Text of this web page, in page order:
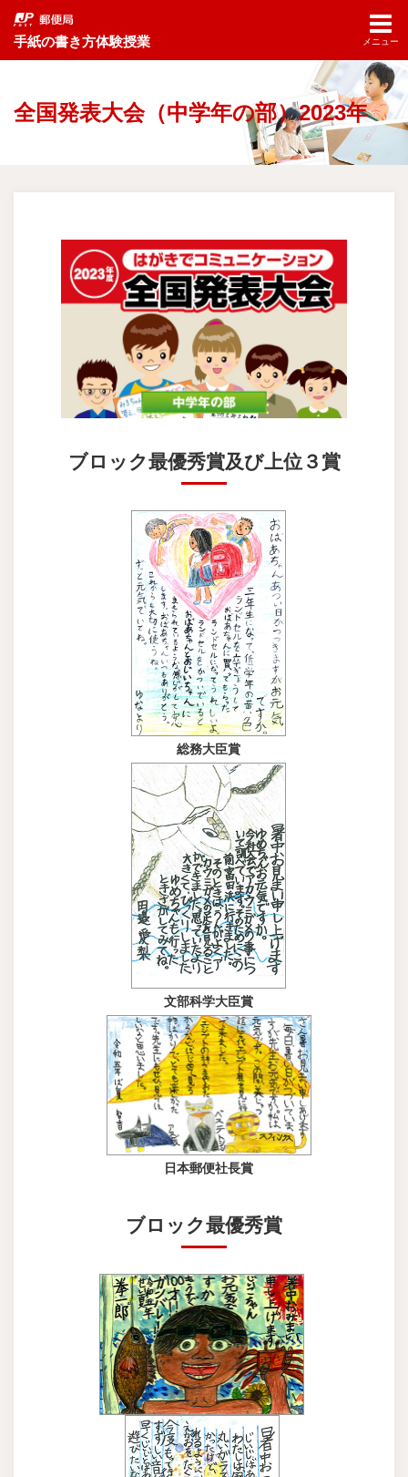
メニュー
手紙の書き方体験授業
全国発表大会（中学年の部）2023年
ブロック最優秀賞及び上位３賞
総務大臣賞
文部科学大臣賞
日本郵便社長賞
ブロック最優秀賞